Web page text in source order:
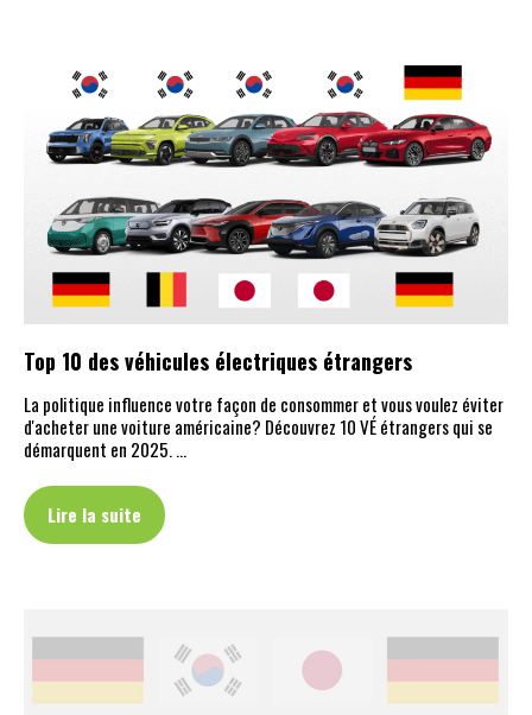
Top 10 des véhicules électriques étrangers
La politique influence votre façon de consommer et vous voulez éviter
d'acheter une voiture américaine? Découvrez 10 VÉ étrangers qui se
démarquent en 2025. …
Lire la suite